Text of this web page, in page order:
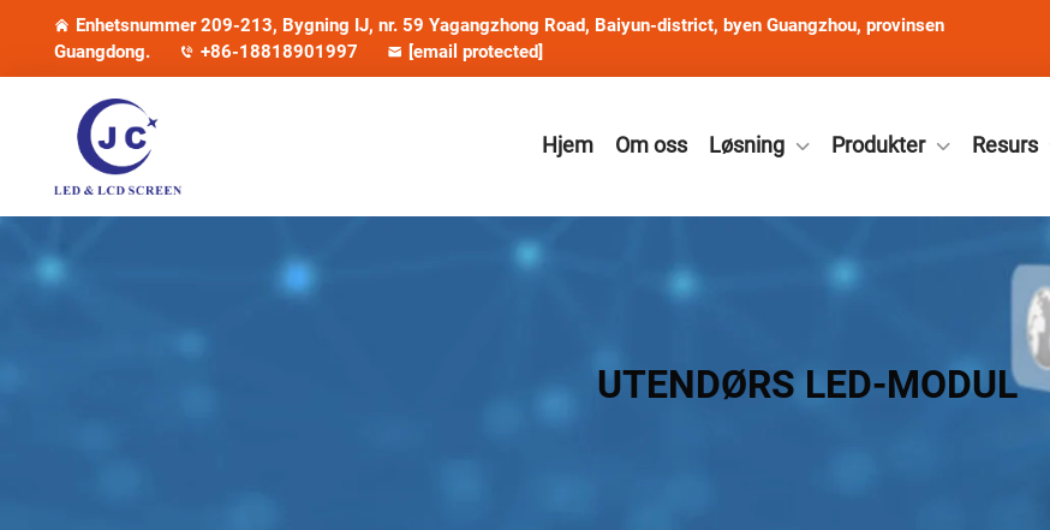
Enhetsnummer 209-213, Bygning IJ, nr. 59 Yagangzhong Road, Baiyun-district, byen Guangzhou, provinsen
Guangdong.
+86-18818901997 [email protected]
Hjem Om oss Løsning Produkter Resurs
UTENDØRS LED-MODUL